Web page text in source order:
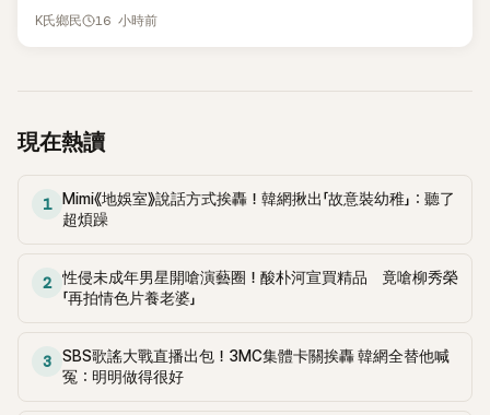
展！法院日前判決另外2名MADEIN成員勝訴，認定她們與143
K氏鄉民 16 小時前
現在熱讀
1
Mimi《地娛室》說話方式挨轟！韓網揪出「故意裝幼稚」：聽了
超煩躁
2
性侵未成年男星開嗆演藝圈！酸朴河宣買精品 竟嗆柳秀榮
「再拍情色片養老婆」
3
SBS歌謠大戰直播出包！3MC集體卡關挨轟 韓網全替他喊
冤：明明做得很好